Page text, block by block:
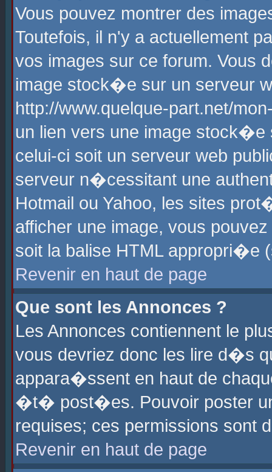
Vous pouvez montrer des
Toutefois, il n'y a actuellement
vos images sur ce forum. Vous
image stock�e sur un serveur
http://www.quelque-part.net/
un lien vers une image
celui-ci soit un serveur web
serveur n�cessitant une
Hotmail ou Yahoo, les sites
afficher une image, vous
soit la balise HTML
Revenir en haut de page
Que sont les Annonces ?
Les Annonces contiennent le
vous devriez donc les lire d�s
appara�ssent en haut de
�t� post�es. Pouvoir poster
requises; ces permissions sont
Revenir en haut de page